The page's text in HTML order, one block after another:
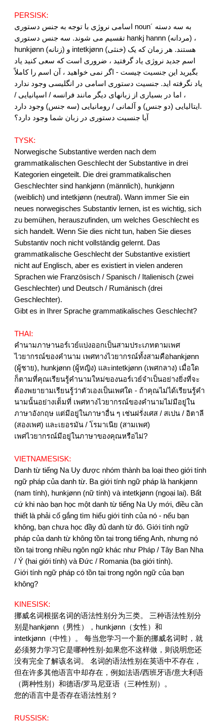
PERSISK:
اسامی نروژی با توجه به جنس دستوری noun´ به سه دسته
تقسیم می شوند. سه جنس دستوری hankj hannn (مردانه) ،
hunkjønn (زنانه) و intetkjønn (خنثی) هستند. هر زمان که یک
اسم جدید نروژی یاد گرفتید ، ضروری است که سعی کنید یاد
بگیرید این جنسیت چیست - اگر نمی خواهید ، آن اسم را کاملاً
یاد نگرفته اید. جنسیت دستوری اسامی در انگلیسی وجود ندارد
، اما در بسیاری از زبانهای دیگر مانند فرانسه / اسپانیایی /
ایتالیایی (دو جنس) و آلمانی / رومانیایی (سه جنس) وجود دارد.
آیا جنسیت دستوری در زبان شما وجود دارد؟
TYSK:
Norwegische Substantive werden nach dem
grammatikalischen Geschlecht der Substantive in drei
Kategorien eingeteilt. Die drei grammatikalischen
Geschlechter sind hankjønn (männlich), hunkjønn
(weiblich) und intetkjønn (neutral). Wann immer Sie ein
neues norwegisches Substantiv lernen, ist es wichtig, sich
zu bemühen, herauszufinden, um welches Geschlecht es
sich handelt. Wenn Sie dies nicht tun, haben Sie dieses
Substantiv noch nicht vollständig gelernt. Das
grammatikalische Geschlecht der Substantive existiert
nicht auf Englisch, aber es existiert in vielen anderen
Sprachen wie Französisch / Spanisch / Italienisch (zwei
Geschlechter) und Deutsch / Rumänisch (drei
Geschlechter).
Gibt es in Ihrer Sprache grammatikalisches Geschlecht?
THAI:
คำนามภาษานอร์เวย์แบ่งออกเป็นสามประเภทตามเพศ
ไวยากรณ์ของคำนาม เพศทางไวยากรณ์ทั้งสามคือhankjønn
(ผู้ชาย), hunkjønn (ผู้หญิง) และintetkjønn (เพศกลาง) เมื่อใด
ก็ตามที่คุณเรียนรู้คำนามใหม่ของนอร์เวย์จำเป็นอย่างยิ่งที่จะ
ต้องพยายามเรียนรู้ว่าตัวเองเป็นเพศใด - ถ้าคุณไม่ได้เรียนรู้คำ
นามนั้นอย่างเต็มที่ เพศทางไวยากรณ์ของคำนามไม่มีอยู่ใน
ภาษาอังกฤษ แต่มีอยู่ในภาษาอื่น ๆ เช่นฝรั่งเศส / สเปน / อิตาลี
(สองเพศ) และเยอรมัน / โรมาเนีย (สามเพศ)
เพศไวยากรณ์มีอยู่ในภาษาของคุณหรือไม่?
VIETNAMESISK:
Danh từ tiếng Na Uy được nhóm thành ba loại theo giới tính
ngữ pháp của danh từ. Ba giới tính ngữ pháp là hankjønn
(nam tính), hunkjønn (nữ tính) và intetkjønn (ngoại lai). Bất
cứ khi nào bạn học một danh từ tiếng Na Uy mới, điều cần
thiết là phải cố gắng tìm hiểu giới tính của nó - nếu bạn
không, bạn chưa học đầy đủ danh từ đó. Giới tính ngữ
pháp của danh từ không tồn tại trong tiếng Anh, nhưng nó
tồn tại trong nhiều ngôn ngữ khác như Pháp / Tây Ban Nha
/ Ý (hai giới tính) và Đức / Romania (ba giới tính).
Giới tính ngữ pháp có tồn tại trong ngôn ngữ của bạn
không?
KINESISK:
挪威名词根据名词的语法性别分为三类。
三种语法性别分
别是hankjønn （男性）， hunkjønn （女性）和
intetkjønn （中性）。
每当您学习一个新的挪威名词时，就
必须努力学习它是哪种性别-如果您不这样做，则说明您还
没有完全了解该名词。
名词的语法性别在英语中不存在，
但在许多其他语言中却存在，例如法语/西班牙语/意大利语
（两种性别）和德语/罗马尼亚语（三种性别）。
您的语言中是否存在语法性别？
RUSSISK: